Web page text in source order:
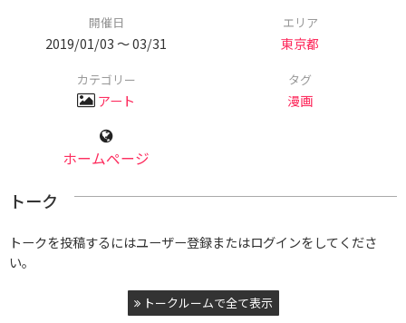
開催日
2019/01/03 〜 03/31
エリア
東京都
カテゴリー
アート
タグ
漫画
ホームページ
トーク
トークを投稿するにはユーザー登録またはログインをしてくださ
い。
トークルームで全て表示